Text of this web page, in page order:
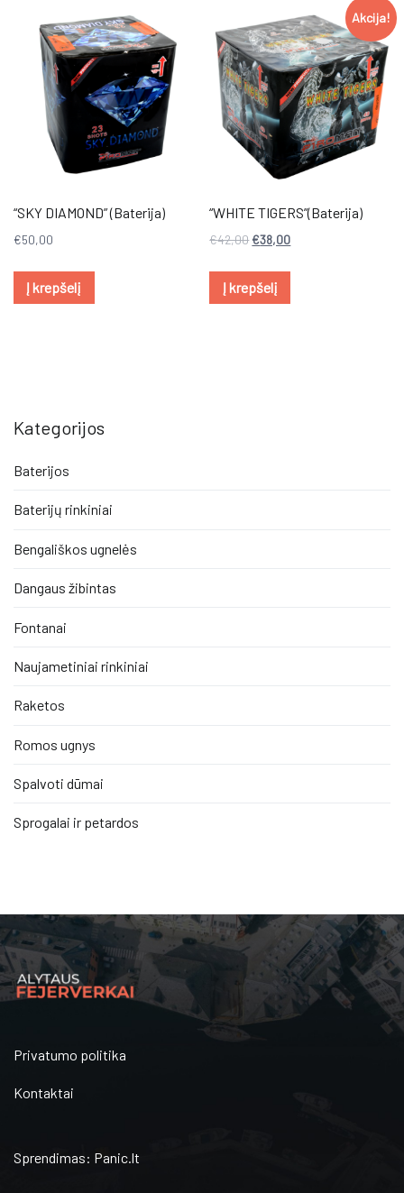
“SKY DIAMOND” (Baterija)
€50,00
Į krepšelį
Akcija!
“WHITE TIGERS”(Baterija)
€42,00 €38,00
Į krepšelį
Kategorijos
Baterijos
Baterijų rinkiniai
Bengališkos ugnelės
Dangaus žibintas
Fontanai
Naujametiniai rinkiniai
Raketos
Romos ugnys
Spalvoti dūmai
Sprogalai ir petardos
Privatumo politika
Kontaktai
Sprendimas: Panic.lt